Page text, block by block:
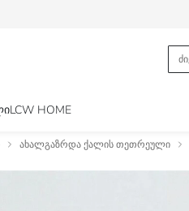
LCW HOME
ახალგაზრდა ქალის თეთრეული